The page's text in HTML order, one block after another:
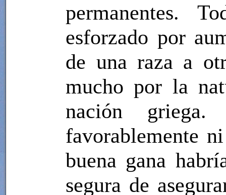
permanentes.
esforzado por
de una raza a
mucho por la
nación griega.
favorablemente
buena gana
segura de